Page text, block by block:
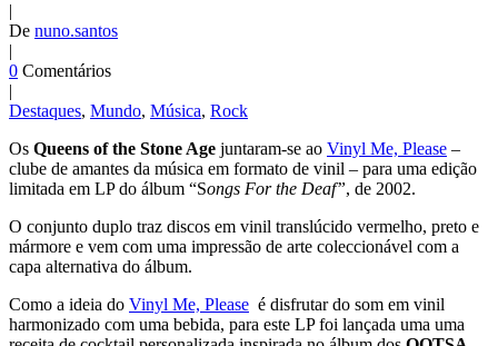
|
De nuno.santos
|
0 Comentários
|
Destaques, Mundo, Música, Rock
Os Queens of the Stone Age juntaram-se ao Vinyl Me, Please –
clube de amantes da música em formato de vinil – para uma edição
limitada em LP do álbum “Songs For the Deaf”, de 2002.
O conjunto duplo traz discos em vinil translúcido vermelho, preto e
mármore e vem com uma impressão de arte coleccionável com a
capa alternativa do álbum.
Como a ideia do Vinyl Me, Please é disfrutar do som em vinil
harmonizado com uma bebida, para este LP foi lançada uma uma